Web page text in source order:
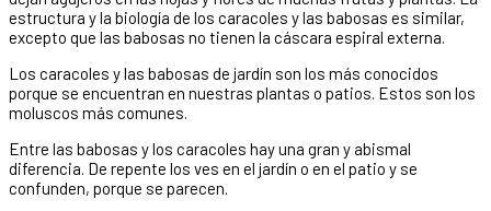
estructura y la biología de los caracoles y las babosas es similar,
excepto que las babosas no tienen la cáscara espiral externa.
Los caracoles y las babosas de jardín son los más conocidos
porque se encuentran en nuestras plantas o patios. Estos son los
moluscos más comunes.
Entre las babosas y los caracoles hay una gran y abismal
diferencia. De repente los ves en el jardín o en el patio y se
confunden, porque se parecen.